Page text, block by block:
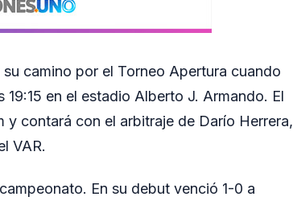
camino por el Torneo Apertura cuando
en el estadio Alberto J. Armando. El
y contará con el arbitraje de Darío Herrera,
VAR.
En su debut venció 1-0 a